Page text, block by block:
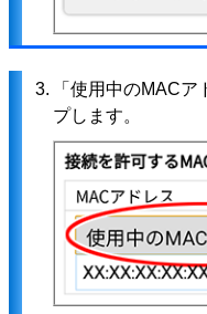
3.
「使用中のMAC
プします。